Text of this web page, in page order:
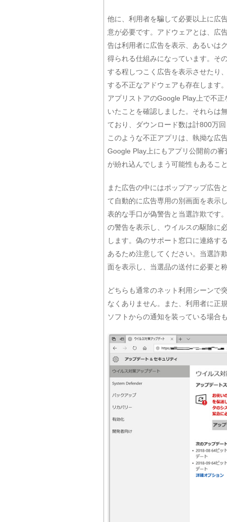
他に、利用者を騙して必要以上に広
意が必要です。アドウェアとは、広
告は利用者に広告を表示、あるいは
得られる仕組みになっています。そ
する程しつこく広告を表示させたり
する不正なアドウェアも存在します
アプリストアのGoogle Play上で不
いたことを確認しました。それらは
ており、ダウンロード数は計800万
このような不正アプリは、執拗な広
Google Play上にもアプリ公開前の
が紛れ込んでしまう可能性もあるこ
また広告の中にはポップアップ広告
て自動的に広告専用の別画面を表示
表的な手口が偽警告と当選詐欺です
の警告を表示し、ウイルスの駆除に
します。偽のサポート窓口に連絡す
あるため注意してください。当選詐
面を表示し、当選品の送付に必要と
どちらも通常のネット利用シーンで
なくありません。また、利用者に正
ソフトからの通知を装っている場合